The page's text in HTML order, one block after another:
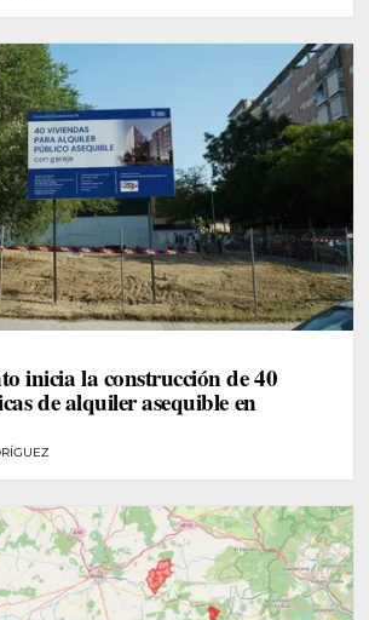
inicia la construcción de 40
de alquiler asequible en